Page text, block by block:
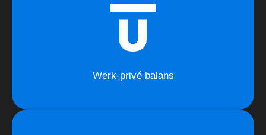
Werk-privé balans